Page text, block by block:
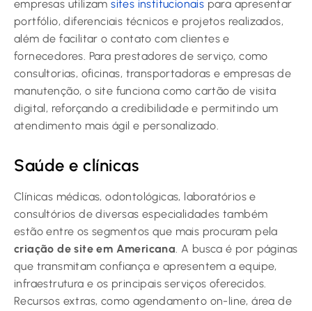
empresas utilizamsites institucionais para apresentar
portfólio, diferenciais técnicos e projetos realizados,
além de facilitar o contato com clientes e
fornecedores. Para prestadores de serviço, como
consultorias, oficinas, transportadoras e empresas de
manutenção, o site funciona como cartão de visita
digital, reforçando a credibilidade e permitindo um
atendimento mais ágil e personalizado.
Saúde e clínicas
Clínicas médicas, odontológicas, laboratórios e
consultórios de diversas especialidades também
estão entre os segmentos que mais procuram pela
criação de site em Americana. A busca é por páginas
que transmitam confiança e apresentem a equipe,
infraestrutura e os principais serviços oferecidos.
Recursos extras, como agendamento on-line, área de